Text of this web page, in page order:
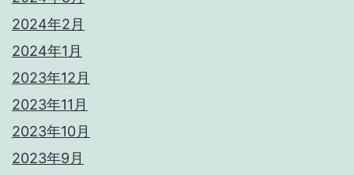
2024年2月
2024年1月
2023年12月
2023年11月
2023年10月
2023年9月